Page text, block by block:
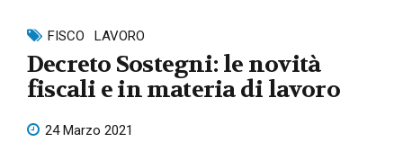
FISCO LAVORO
Decreto Sostegni: le novità
fiscali e in materia di lavoro
24 Marzo 2021